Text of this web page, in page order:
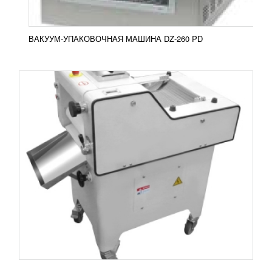
ВАКУУМ-УПАКОВОЧНАЯ МАШИНА DZ-260 PD
РУЧНАЯ ХЛЕБОРЕЗНАЯ МАШИНА EVA
JUNIOR 42
111 318RUB
Ручная хлеборезная машина EVA Junior 42
Хлеборезная ручная машина EVA Junior 42
используется для качественной и быстрой
нарезки...
ПОДРОБНЕЕ
Добавить в сравнение